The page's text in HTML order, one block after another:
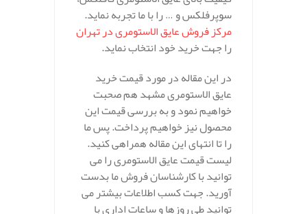
سوپرفلکس و … را با ما تجربه نماید.
مرکز فروش عایق الاستومری در تهران
را جهت خرید خود انتخاب نماید.
در این مقاله در مورد قیمت خرید
عایق الاستومری مشهد هم صحبت
خواهیم نمود و به بررسی قیمت این
محصول نیز خواهیم پرداخت. پس ما
را تا انتهای این مقاله همراهی کنید.
لیست قیمت عایق الاستومری را می
توانید با کارشناسان فروش ما بدست
آورید. جهت کسب اطلاعات بیشتر می
توانید طی روزها و ساعات اداری با